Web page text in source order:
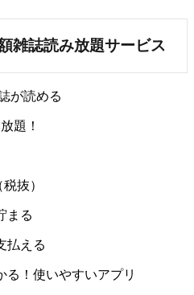
雑誌読み放題サービス
が読める
題！
抜）
まる
払える
る！使いやすいアプリ